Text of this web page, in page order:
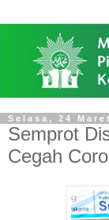
Selasa, 24
Semprot
Cegah